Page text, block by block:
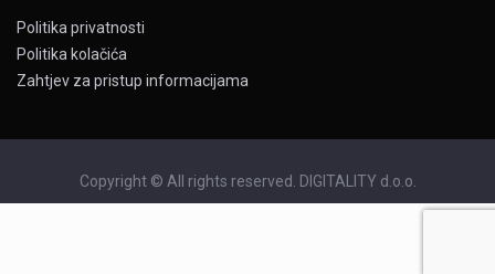
Politika privatnosti
Politika kolačića
Zahtjev za pristup informacijama
Copyright © All rights reserved. DIGITALITY d.o.o.